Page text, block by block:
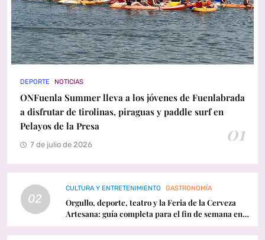
DEPORTE NOTICIAS
ONFuenla Summer lleva a los jóvenes de Fuenlabrada
a disfrutar de tirolinas, piraguas y paddle surf en
Pelayos de la Presa
01
7 de julio de 2026
02
CULTURA Y ENTRETENIMIENTO GASTRONOMÍA
Orgullo, deporte, teatro y la Feria de la Cerveza
Artesana: guía completa para el fin de semana en
Fuenlabrada